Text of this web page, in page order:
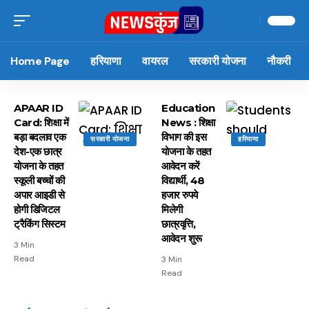
Home Page हरियाणा वायरल सरकारी योजना नौकरी
सरकारी योजना
APAAR ID
Card: शिक्षा में
बड़ा बदलाव एक
देश-एक छात्र
योजना के तहत
स्कूली बच्चों की
अपार आइडी से
होगी डिजिटल
ट्रैकिंग सिस्टम
3 Min
Read
हरियाणा
Education
News : शिक्षा
विभाग की इस
योजना के तहत
आवेदन करें
विद्यार्थी, 48
हजार रुपये
मिलेगी
छात्रवृत्ति,
आवेदन शुरू
3 Min
Read
15 नवंबर से लागू होंगे